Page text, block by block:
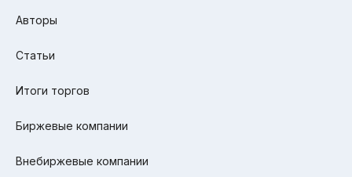
Авторы
Статьи
Итоги торгов
Биржевые компании
Внебиржевые компании